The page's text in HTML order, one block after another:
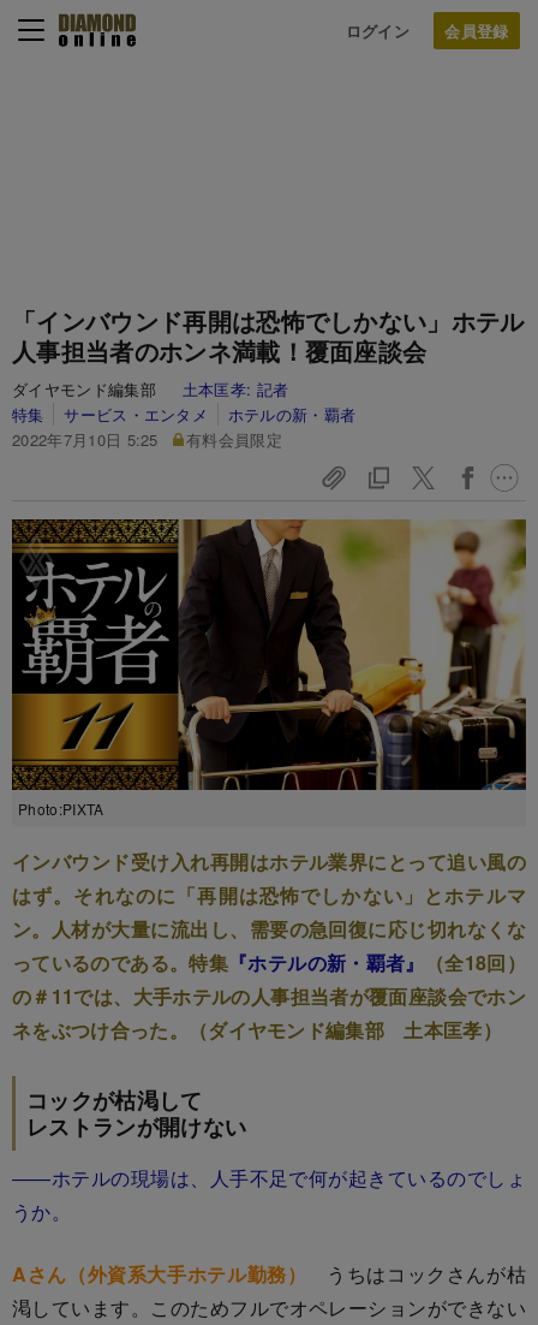
ログイン
「インバウンド再開は恐怖でしかない」ホテル
人事担当者のホンネ満載！覆面座談会
ダイヤモンド編集部 土本匡孝: 記者
特集
サービス・エンタメ
ホテルの新・覇者
2022年7月10日 5:25
有料会員限定
Photo:PIXTA
インバウンド受け入れ再開はホテル業界にとって追い風の
はず。それなのに「再開は恐怖でしかない」とホテルマ
ン。人材が大量に流出し、需要の急回復に応じ切れなくな
っているのである。特集 『ホテルの新・覇者』
（全18回）
の＃11では、大手ホテルの人事担当者が覆面座談会でホン
ネをぶつけ合った。（ダイヤモンド編集部 土本匡孝）
コックが枯渇して
レストランが開けない
――ホテルの現場は、人手不足で何が起きているのでしょ
うか。
Aさん（外資系大手ホテル勤務）
うちはコックさんが枯
渇しています。このためフルでオペレーションができない